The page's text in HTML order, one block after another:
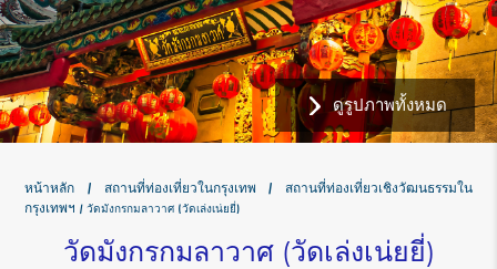
ดูรูปภาพทั้งหมด
หน้าหลัก สถานที่ท่องเที่ยวในกรุงเทพ
สถานที่ท่องเที่ยวเชิงวัฒนธรรมใน
กรุงเทพฯ
วัดมังกรกมลาวาศ (วัดเล่งเน่ยยี่)
วัดมังกรกมลาวาศ (วัดเล่งเน่ยยี่)